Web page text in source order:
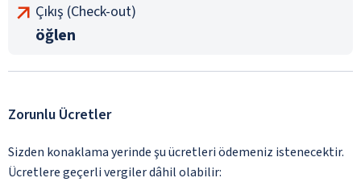
Çıkış (Check-out)
öğlen
Zorunlu Ücretler
Sizden konaklama yerinde şu ücretleri ödemeniz istenecektir.
Ücretlere geçerli vergiler dâhil olabilir: